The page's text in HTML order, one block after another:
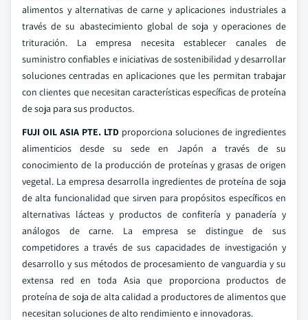
alimentos y alternativas de carne y aplicaciones industriales a
través de su abastecimiento global de soja y operaciones de
trituración. La empresa necesita establecer canales de
suministro confiables e iniciativas de sostenibilidad y desarrollar
soluciones centradas en aplicaciones que les permitan trabajar
con clientes que necesitan características específicas de proteína
de soja para sus productos.
FUJI OIL ASIA PTE. LTD proporciona soluciones de ingredientes
alimenticios desde su sede en Japón a través de su
conocimiento de la producción de proteínas y grasas de origen
vegetal. La empresa desarrolla ingredientes de proteína de soja
de alta funcionalidad que sirven para propósitos específicos en
alternativas lácteas y productos de confitería y panadería y
análogos de carne. La empresa se distingue de sus
competidores a través de sus capacidades de investigación y
desarrollo y sus métodos de procesamiento de vanguardia y su
extensa red en toda Asia que proporciona productos de
proteína de soja de alta calidad a productores de alimentos que
necesitan soluciones de alto rendimiento e innovadoras.